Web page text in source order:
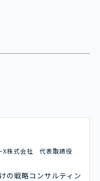
X株式会社 代表取締役
の戦略コンサルティン